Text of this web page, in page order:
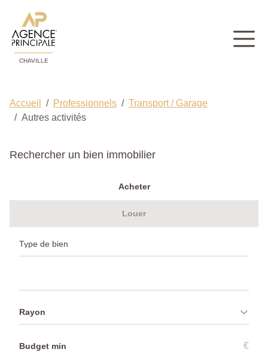
CHAVILLE
Accueil Professionnels
Transport / Garage
Autres activités
Rechercher un bien immobilier
Acheter
Louer
Rayon
€